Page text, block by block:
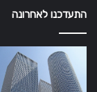
התעדכנו לאחרונה